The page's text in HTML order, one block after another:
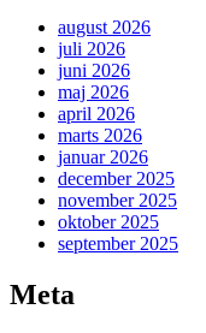
august 2026
juli 2026
juni 2026
maj 2026
april 2026
marts 2026
januar 2026
december 2025
november 2025
oktober 2025
september 2025
Meta